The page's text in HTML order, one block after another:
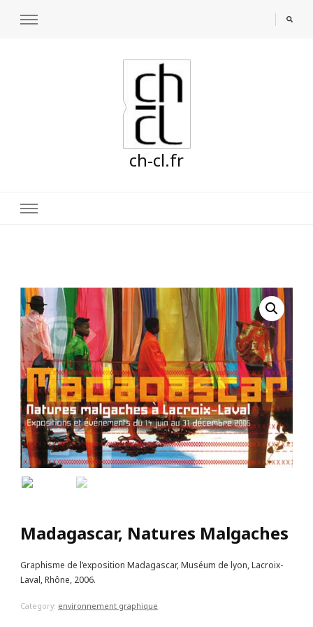
ch-cl.fr
🔍
Madagascar, Natures Malgaches
Graphisme de l’exposition Madagascar, Muséum de lyon, Lacroix-
Laval, Rhône, 2006.
Category: environnement graphique